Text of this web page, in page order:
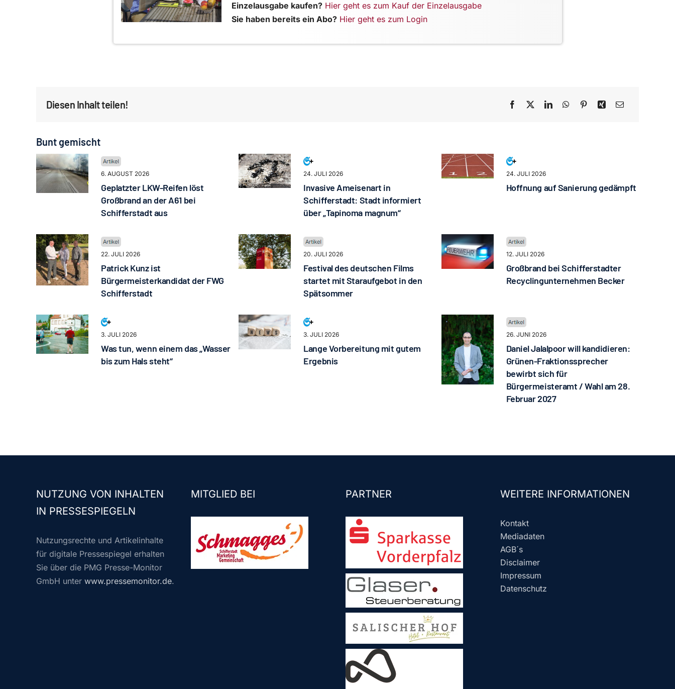
Einzelausgabe kaufen? Hier geht es zum Kauf der Einzelausgabe
Sie haben bereits ein Abo? Hier geht es zum Login
Diesen Inhalt teilen!
Bunt gemischt
6. AUGUST 2026
Geplatzter LKW-Reifen löst
Großbrand an der A61 bei
Schifferstadt aus
24. JULI 2026
Invasive Ameisenart in
Schifferstadt: Stadt informiert
über „Tapinoma magnum“
24. JULI 2026
Hoffnung auf Sanierung gedämpft
22. JULI 2026
Patrick Kunz ist
Bürgermeisterkandidat der FWG
Schifferstadt
20. JULI 2026
Festival des deutschen Films
startet mit Staraufgebot in den
Spätsommer
12. JULI 2026
Großbrand bei Schifferstadter
Recyclingunternehmen Becker
3. JULI 2026
Was tun, wenn einem das „Wasser
bis zum Hals steht“
3. JULI 2026
Lange Vorbereitung mit gutem
Ergebnis
26. JUNI 2026
Daniel Jalalpoor will kandidieren:
Grünen-Fraktionssprecher
bewirbt sich für
Bürgermeisteramt / Wahl am 28.
Februar 2027
NUTZUNG VON INHALTEN
IN PRESSESPIEGELN
Nutzungsrechte und Artikelinhalte
für digitale Pressespiegel erhalten
Sie über die PMG Presse-Monitor
GmbH unter www.pressemonitor.de.
MITGLIED BEI PARTNER WEITERE INFORMATIONEN
Kontakt
Mediadaten
AGB´s
Disclaimer
Impressum
Datenschutz